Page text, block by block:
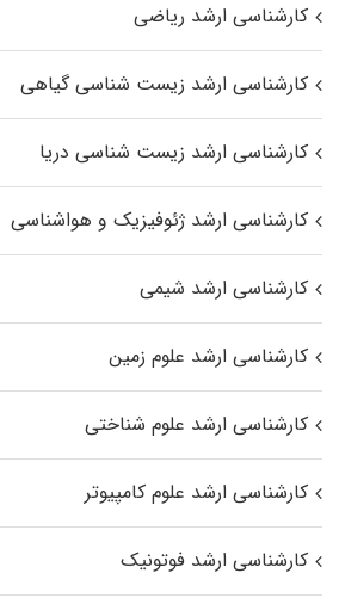
کارشناسی ارشد ریاضی
کارشناسی ارشد زیست‌ شناسی گیاهی
کارشناسی ارشد زیست‌ شناسی دریا
کارشناسی ارشد ژئوفیزیک و هواشناسی
کارشناسی ارشد شیمی
کارشناسی ارشد علوم زمین
کارشناسی ارشد علوم شناختی
کارشناسی ارشد علوم کامپیوتر
کارشناسی ارشد فوتونیک